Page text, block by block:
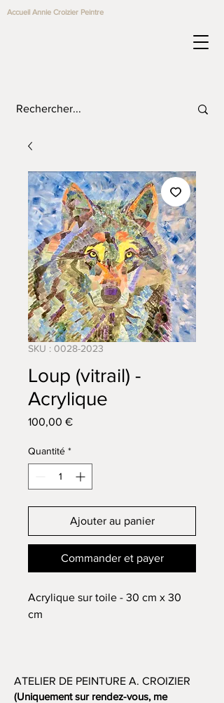
Accueil Annie Croizier Peintre
SKU : 0028-2023
Loup (vitrail) -
Acrylique
100,00 €Prix
Quantité *
Ajouter au panier
Commander et payer
Acrylique sur toile - 30 cm x 30
cm
ATELIER DE PEINTURE A. CROIZIER
(Uniquement sur rendez-vous, me